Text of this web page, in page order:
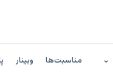
مناسبت‌ها وبینار